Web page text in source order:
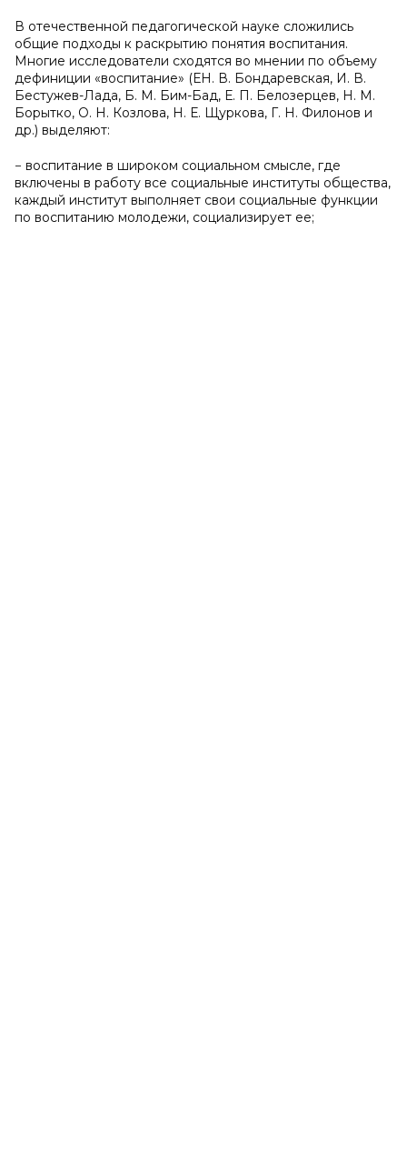
В отечественной педагогической науке сложились
общие подходы к раскрытию понятия воспитания.
Многие исследователи сходятся во мнении по объему
дефиниции «воспитание» (ЕН. В. Бондаревская, И. В.
Бестужев-Лада, Б. М. Бим-Бад, Е. П. Белозерцев, Н. М.
Борытко, О. Н. Козлова, Н. Е. Щуркова, Г. Н. Филонов и
др.) выделяют:
− воспитание в широком социальном смысле, где
включены в работу все социальные институты общества,
каждый институт выполняет свои социальные функции
по воспитанию молодежи, социализирует ее;